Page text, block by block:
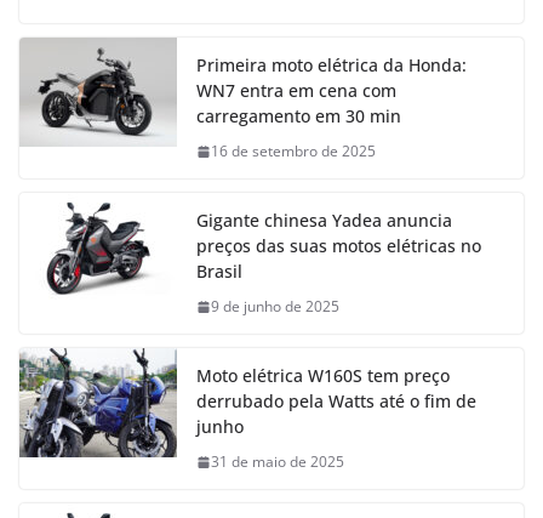
Primeira moto elétrica da Honda:
WN7 entra em cena com
carregamento em 30 min
16 de setembro de 2025
Gigante chinesa Yadea anuncia
preços das suas motos elétricas no
Brasil
9 de junho de 2025
Moto elétrica W160S tem preço
derrubado pela Watts até o fim de
junho
31 de maio de 2025